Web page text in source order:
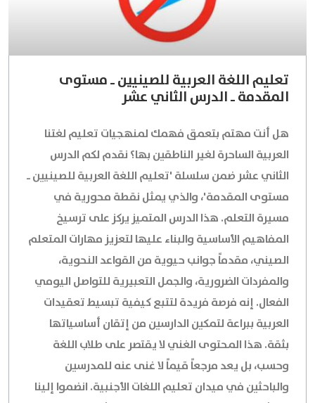
تعليم اللغة العربية للصينيين ـ مستوى
المقدمة ـ الدرس الثاني عشر
هل أنت مهتم بتعمق فهمك لمنهجيات تعليم لغتنا
العربية الساحرة لغير الناطقين بها؟ نقدم لكم الدرس
الثاني عشر ضمن سلسلة 'تعليم اللغة العربية للصينيين ـ
مستوى المقدمة'، والذي يمثل نقطة محورية في
مسيرة التعلم. هذا الدرس المتميز يركز على ترسيخ
المفاهيم الأساسية والبناء عليها لتعزيز مهارات المتعلم
الصيني، مقدماً جوانب حيوية من القواعد النحوية،
والمفردات الضرورية، والجمل التعبيرية للتواصل اليومي
الفعال. إنه فرصة فريدة لتتبع كيفية تبسيط تعقيدات
العربية ببراعة لتمكين الدارسين من إتقان أساسياتها
بثقة. هذا المحتوى الغني لا يقتصر على طلاب اللغة
وحسب، بل يعد مرجعاً قيماً لا غنى عنه للمدرسين
والباحثين في ميدان تعليم اللغات الأجنبية. انضموا إلينا